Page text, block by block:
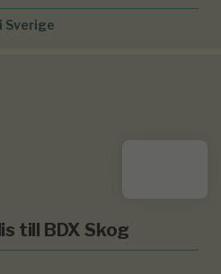
Sverige
till BDX Skog